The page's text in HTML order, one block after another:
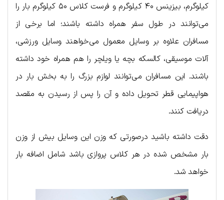
کیلوگرم، بیزینس ۴۰ کیلوگرم و فرست کلاس ۵۰ کیلوگرم بار را
می‌توانند در طول سفر همراه داشته باشند؛ اما برخی از
مسافران علاوه بر وسایل معمول می‌خواهند وسایل ورزشی،
آلات موسیقی، کالسکه بچه یا ویلچر را هم همراه خود داشته
باشند. این مسافران می‌توانند لوازم بزرگ را به بخش بار در
هواپیمایی قطر تحویل داده و آن را پس از رسیدن به مقصد
دریافت کنند.
دقت داشته باشید درصورتی که وزن این وسایل بیش از وزن
بار مشخص شده در هر کلاس پروازی باشد شامل اضافه بار
خواهد شد.